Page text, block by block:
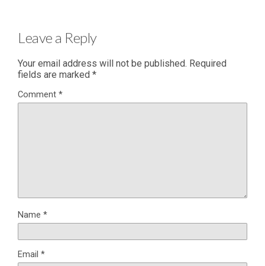
Leave a Reply
Your email address will not be published. Required
fields are marked *
Comment *
Name *
Email *